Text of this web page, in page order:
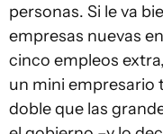
personas. Si le va
empresas nuevas
cinco empleos
un mini empresario
doble que las